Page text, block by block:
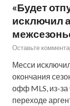
«Будет
исключил
Оставьте
Месси
окончания
офф MLS, из-за
переходе